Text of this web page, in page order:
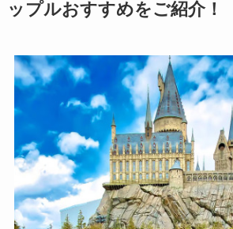
ップルおすすめをご紹介！